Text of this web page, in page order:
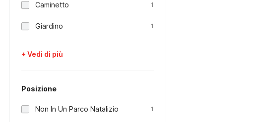
Caminetto 1
Giardino 1
+ Vedi di più
Posizione
Non In Un Parco Natalizio 1